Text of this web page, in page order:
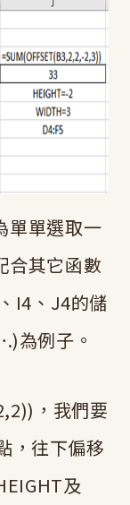
單單選取一
合其它函數
I4、J4的儲
為例子。
，我們要
，往下偏移
及